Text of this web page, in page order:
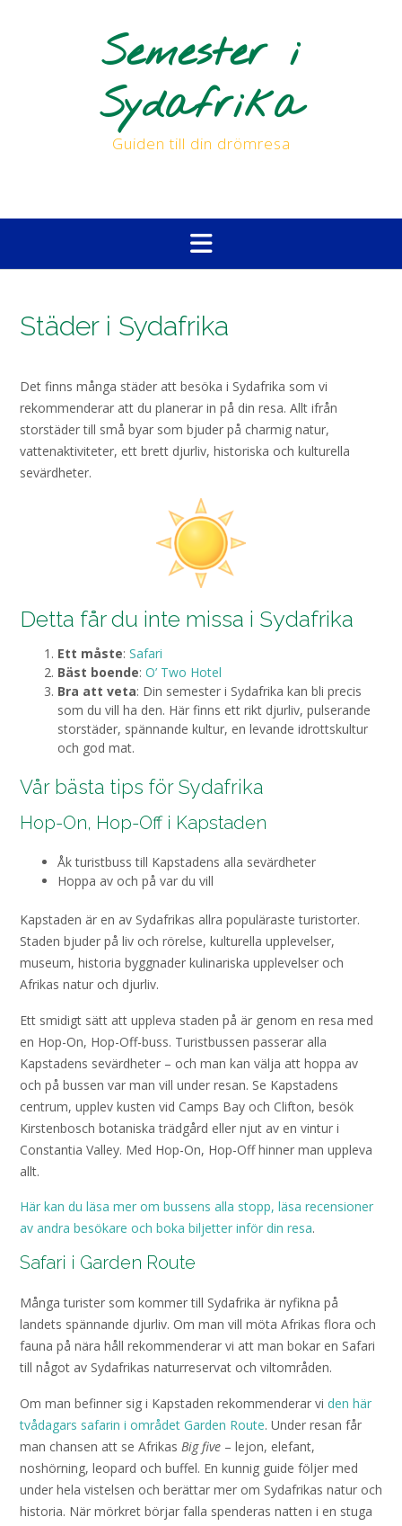
Semester i
Sydafrika
Guiden till din drömresa
Städer i Sydafrika
Det finns många städer att besöka i Sydafrika som vi
rekommenderar att du planerar in på din resa. Allt ifrån
storstäder till små byar som bjuder på charmig natur,
vattenaktiviteter, ett brett djurliv, historiska och kulturella
sevärdheter.
Detta får du inte missa i Sydafrika
Ett måste: Safari
Bäst boende: O’ Two Hotel
Bra att veta: Din semester i Sydafrika kan bli precis
som du vill ha den. Här finns ett rikt djurliv, pulserande
storstäder, spännande kultur, en levande idrottskultur
och god mat.
Vår bästa tips för Sydafrika
Hop-On, Hop-Off i Kapstaden
Åk turistbuss till Kapstadens alla sevärdheter
Hoppa av och på var du vill
Kapstaden är en av Sydafrikas allra populäraste turistorter.
Staden bjuder på liv och rörelse, kulturella upplevelser,
museum, historia byggnader kulinariska upplevelser och
Afrikas natur och djurliv.
Ett smidigt sätt att uppleva staden på är genom en resa med
en Hop-On, Hop-Off-buss. Turistbussen passerar alla
Kapstadens sevärdheter – och man kan välja att hoppa av
och på bussen var man vill under resan. Se Kapstadens
centrum, upplev kusten vid Camps Bay och Clifton, besök
Kirstenbosch botaniska trädgård eller njut av en vintur i
Constantia Valley. Med Hop-On, Hop-Off hinner man uppleva
allt.
Här kan du läsa mer om bussens alla stopp, läsa recensioner
av andra besökare och boka biljetter inför din resa.
Safari i Garden Route
Många turister som kommer till Sydafrika är nyfikna på
landets spännande djurliv. Om man vill möta Afrikas flora och
fauna på nära håll rekommenderar vi att man bokar en Safari
till något av Sydafrikas naturreservat och viltområden.
Om man befinner sig i Kapstaden rekommenderar vi den här
tvådagars safarin i området Garden Route. Under resan får
man chansen att se Afrikas Big five – lejon, elefant,
noshörning, leopard och buffel. En kunnig guide följer med
under hela vistelsen och berättar mer om Sydafrikas natur och
historia. När mörkret börjar falla spenderas natten i en stuga